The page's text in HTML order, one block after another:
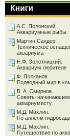
Книги
А.С. Полонский.
Аквариумные рыбы
Мартин Сандер.
Техническое
аквариума
Н.Ф. Золотницкий.
Аквариум любителя
Ф. Полканов.
Подводный мир в
В. А. Смирнов.
Советы
аквариумисту
М.Д. Махлин.
По аллеям гидросада
М.Д. Махлин.
Путешествие по